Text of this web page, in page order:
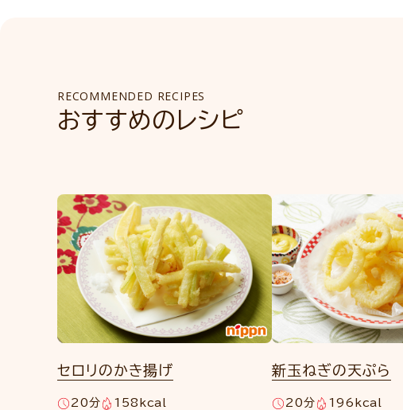
RECOMMENDED RECIPES
おすすめのレシピ
セロリのかき揚げ
20分 158kcal
新玉ねぎの天ぷら
20分 196kcal